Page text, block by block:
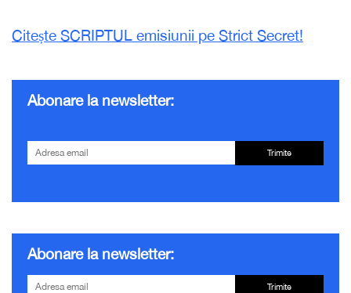
Citește SCRIPTUL emisiunii pe Strict Secret!
Abonare la newsletter:
Trimite
Abonare la newsletter:
Trimite